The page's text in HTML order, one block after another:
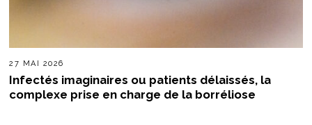
27 MAI 2026
Infectés imaginaires ou patients délaissés, la
complexe prise en charge de la borréliose